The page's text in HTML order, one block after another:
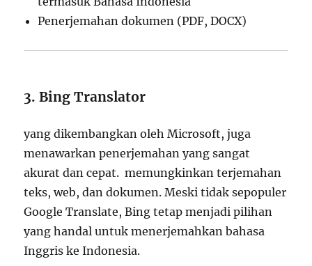
Penerjemahan dokumen (PDF, DOCX)
3. Bing Translator
yang dikembangkan oleh Microsoft, juga
menawarkan penerjemahan yang sangat
akurat dan cepat. memungkinkan terjemahan
teks, web, dan dokumen. Meski tidak sepopuler
Google Translate, Bing tetap menjadi pilihan
yang handal untuk menerjemahkan bahasa
Inggris ke Indonesia.